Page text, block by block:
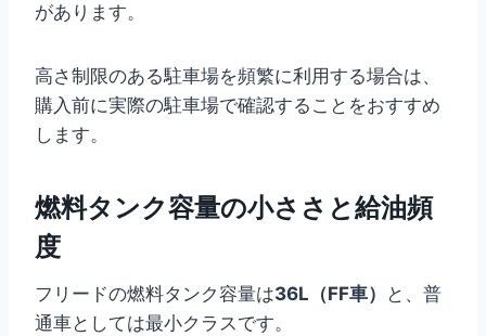
があります。
高さ制限のある駐車場を頻繁に利用する場合は、
購入前に実際の駐車場で確認することをおすすめ
します。
燃料タンク容量の小ささと給油頻
度
フリードの燃料タンク容量は36L（FF車）
と、普
通車としては最小クラスです。